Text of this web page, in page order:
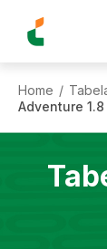
Home /
Adventure